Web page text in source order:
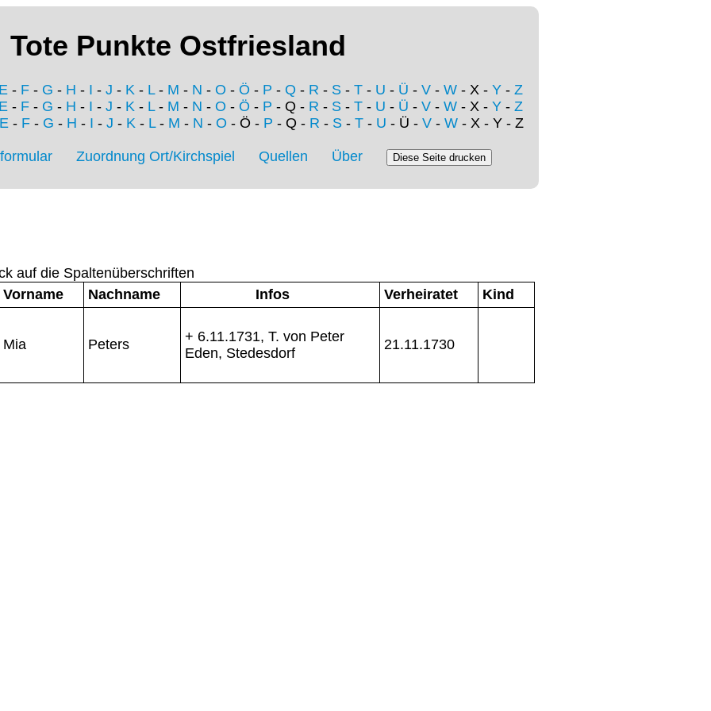
Tote Punkte Ostfriesland
- F - G - H - I - J - K - L- M - N - O - Ö - P - Q - R - S - T - U - Ü - V - W - X - Y - Z
- F - G - H - I - J - K - L- M - N - O - Ö - P - Q - R - S - T - U - Ü - V - W - X - Y - Z
- F- G - H - I - J - K- L- M - N - O - Ö - P - Q - R - S- T- U - Ü - V- W- X - Y - Z
Zuordnung Ort/Kirchspiel Quellen Über
auf die Spaltenüberschriften
Vorname
Nachname Infos Verheiratet Kind
Mia Peters
+ 6.11.1731, T. von Peter
Eden, Stedesdorf
21.11.1730